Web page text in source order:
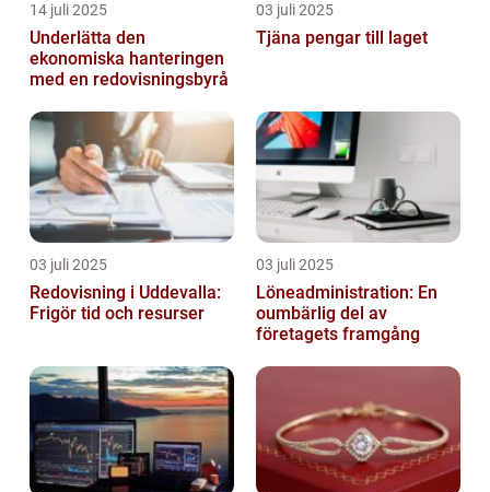
14 juli 2025
Underlätta den
ekonomiska hanteringen
med en redovisningsbyrå
03 juli 2025
Tjäna pengar till laget
03 juli 2025
Redovisning i Uddevalla:
Frigör tid och resurser
03 juli 2025
Löneadministration: En
oumbärlig del av
företagets framgång